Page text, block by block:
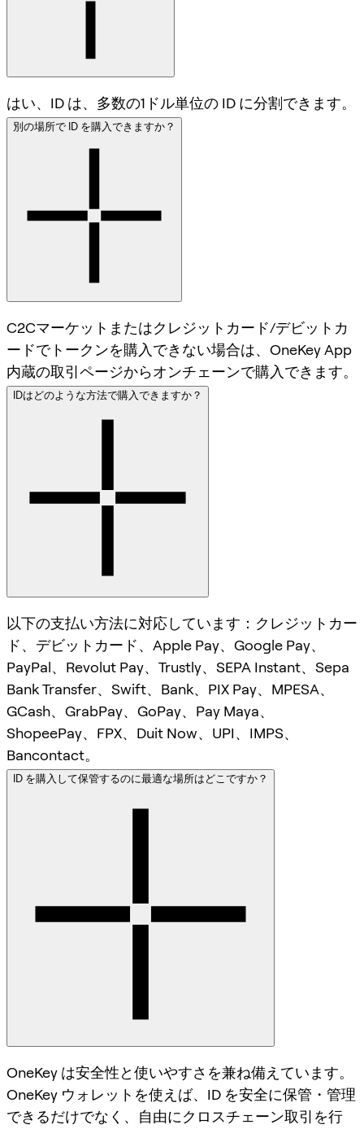
はい、ID は、多数の1ドル単位の ID に分割できます。
別の場所で ID を購入できますか？
C2Cマーケットまたはクレジットカード/デビットカ
ードでトークンを購入できない場合は、OneKey App
内蔵の取引ページからオンチェーンで購入できます。
IDはどのような方法で購入できますか？
以下の支払い方法に対応しています：クレジットカー
ド、デビットカード、Apple Pay、Google Pay、
PayPal、Revolut Pay、Trustly、SEPA Instant、Sepa
Bank Transfer、Swift、Bank、PIX Pay、MPESA、
GCash、GrabPay、GoPay、Pay Maya、
ShopeePay、FPX、Duit Now、UPI、IMPS、
Bancontact。
ID を購入して保管するのに最適な場所はどこですか？
OneKey は安全性と使いやすさを兼ね備えています。
OneKey ウォレットを使えば、ID を安全に保管・管理
できるだけでなく、自由にクロスチェーン取引を行